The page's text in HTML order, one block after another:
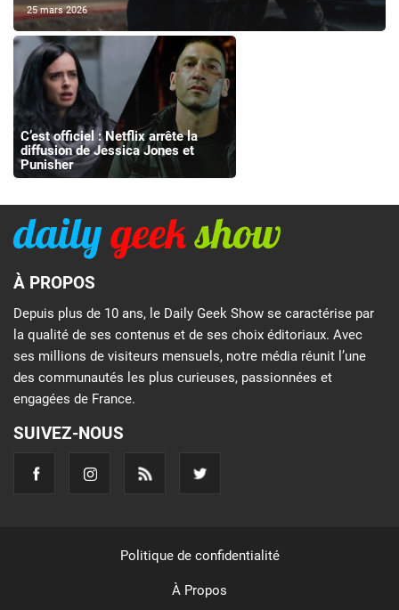
25 mars 2026
C’est officiel : Netflix arrête la
diffusion de Jessica Jones et
Punisher
À PROPOS
Depuis plus de 10 ans, le Daily Geek Show se caractérise par
la qualité de ses contenus et de ses choix éditoriaux. Avec
ses millions de visiteurs mensuels, notre média réunit l’une
des communautés les plus curieuses, passionnées et
engagées de France.
SUIVEZ-NOUS
Politique de confidentialité
À Propos